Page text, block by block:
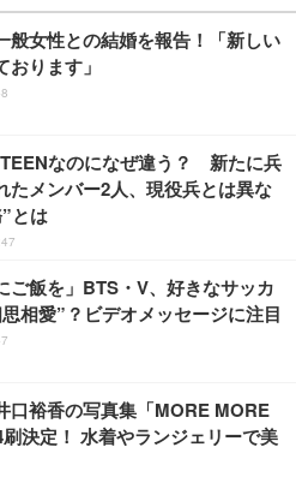
般女性との結婚を報告！「新しい
おります」
なのになぜ違う？ 新たに兵
たメンバー2人、現役兵とは異な
とは
ご飯を」BTS・V、好きなサッカ
相愛”？ビデオメッセージに注目
口裕香の写真集「MORE MORE
決定！ 水着やランジェリーで美